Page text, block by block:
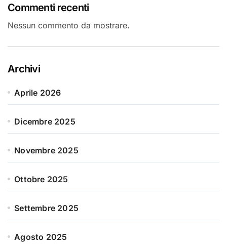
Commenti recenti
Nessun commento da mostrare.
Archivi
Aprile 2026
Dicembre 2025
Novembre 2025
Ottobre 2025
Settembre 2025
Agosto 2025